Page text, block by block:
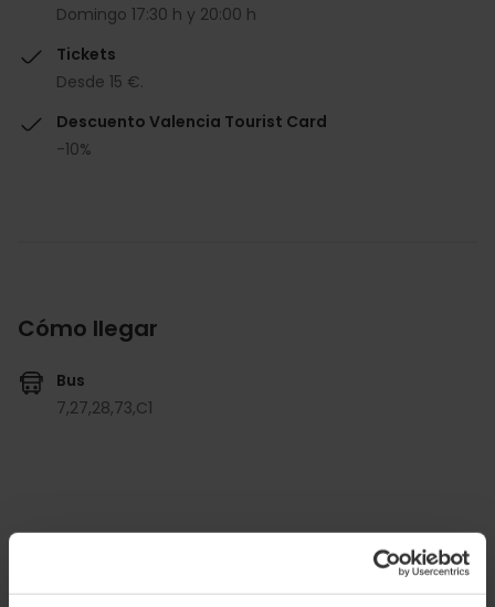
Domingo 17:30 h y 20:00 h
Tickets
Desde 15 €.
Descuento Valencia Tourist Card
-10%
Cómo llegar
Bus
7,27,28,73,C1
Calle de Caballeros, 31, València, España